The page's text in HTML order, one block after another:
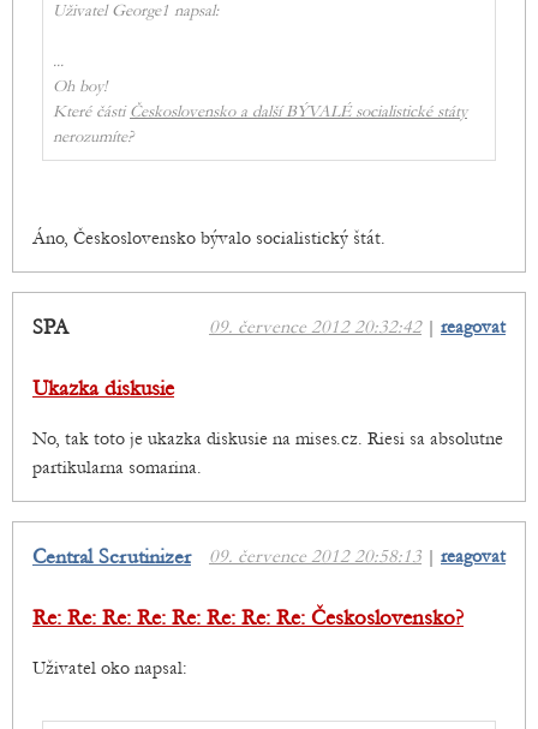
Uživatel George1 napsal:
...
Oh boy!
Které částiČeskoslovensko a další BÝVALÉ socialistické státy
nerozumíte?
Áno, Československo bývalo socialistický štát.
09. července 2012 20:32:42| reagovat
SPA
Ukazka diskusie
No, tak toto je ukazka diskusie na mises.cz. Riesi sa absolutne
partikularna somarina.
09. července 2012 20:58:13 | reagovat
Central Scrutinizer
Re: Re: Re: Re: Re: Re: Re: Re: Československo?
Uživatel oko napsal: